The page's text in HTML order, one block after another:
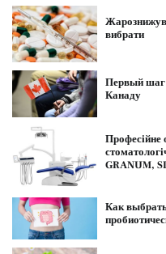
вибрати
Первый шаг
Канаду
Професійне
GRANUM,
Как